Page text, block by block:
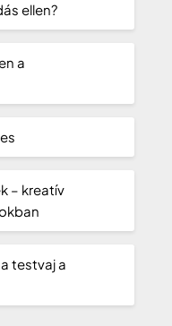
ellen?
a
– kreatív
testvaj a